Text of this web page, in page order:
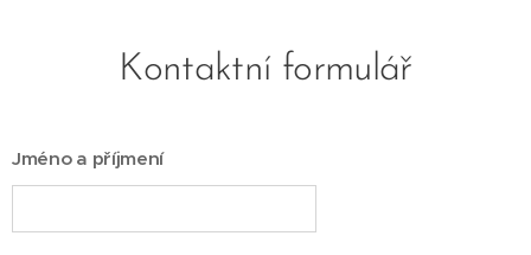
Kontaktní formulář
Jméno a příjmení